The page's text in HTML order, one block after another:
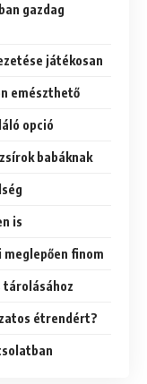
gazdag
játékosan
emészthető
opció
babáknak
is
meglepően finom
tárolásához
étrendért?